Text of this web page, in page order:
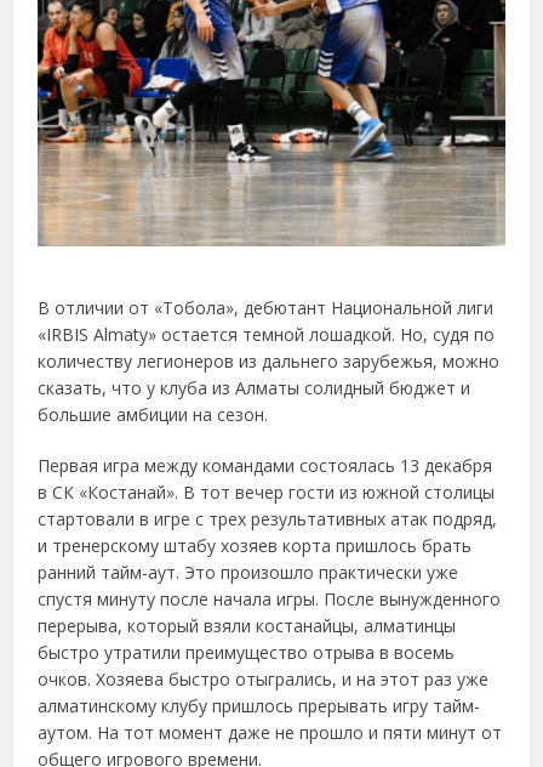
В отличии от «Тобола», дебютант Национальной лиги
«IRBIS Almaty» остается темной лошадкой. Но, судя по
количеству легионеров из дальнего зарубежья, можно
сказать, что у клуба из Алматы солидный бюджет и
большие амбиции на сезон.
Первая игра между командами состоялась 13 декабря
в СК «Костанай». В тот вечер гости из южной столицы
стартовали в игре с трех результативных атак подряд,
и тренерскому штабу хозяев корта пришлось брать
ранний тайм-аут. Это произошло практически уже
спустя минуту после начала игры. После вынужденного
перерыва, который взяли костанайцы, алматинцы
быстро утратили преимущество отрыва в восемь
очков. Хозяева быстро отыгрались, и на этот раз уже
алматинскому клубу пришлось прерывать игру тайм-
аутом. На тот момент даже не прошло и пяти минут от
общего игрового времени.